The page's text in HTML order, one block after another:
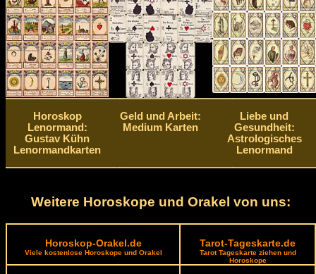
Horoskop
Lenormand:
Gustav Kühn
Lenormandkarten
Geld und Arbeit:
Medium Karten
Liebe und
Gesundheit:
Astrologisches
Lenormand
Weitere Horoskope und Orakel von uns:
Horoskop-Orakel.de
Viele kostenlose Horoskope und Orakel
Tarot-Tageskarte.de
Tarot Tageskarte ziehen und
Horoskope